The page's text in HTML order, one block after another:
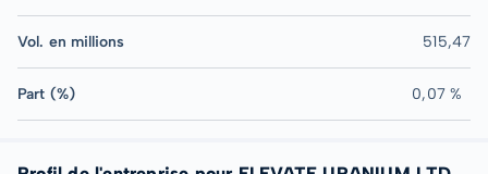
Vol. en millions 515,47
Part (%) 0,07 %